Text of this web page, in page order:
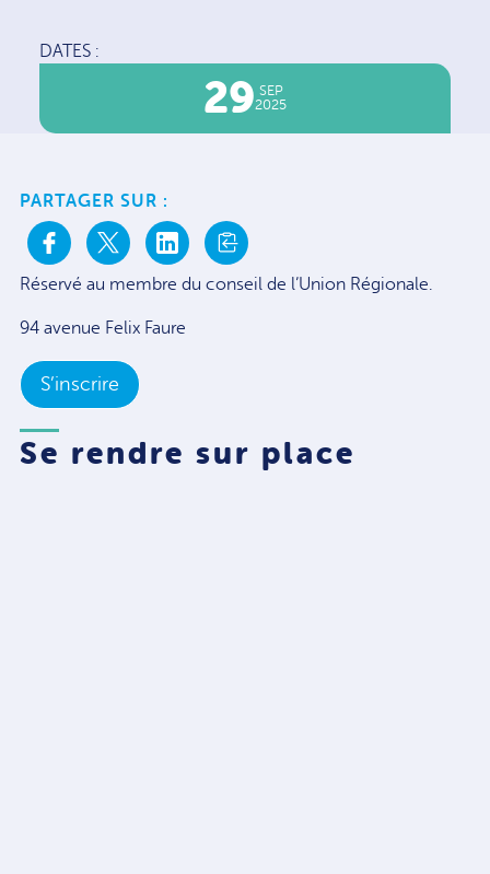
DATES :
29 SEP
2025
PARTAGER SUR :
Réservé au membre du conseil de l’Union Régionale.
94 avenue Felix Faure
S’inscrire
Se rendre sur place